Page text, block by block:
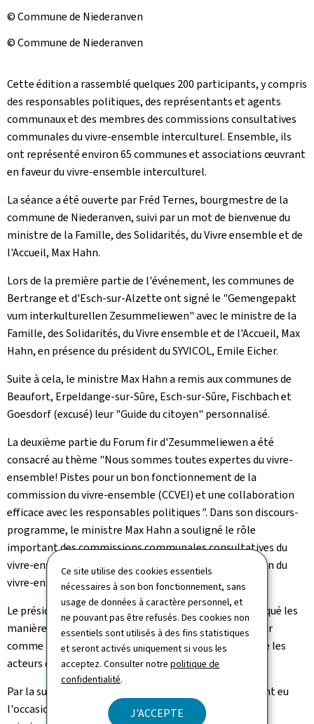
Ce site utilise des cookies essentiels
nécessaires à son bon fonctionnement, sans
usage de données à caractère personnel, et
ne pouvant pas être refusés. Des cookies non
essentiels sont utilisés à des fins statistiques
et seront activés uniquement si vous les
acceptez. Consulter notrepolitique de
confidentialité.
J'ACCEPTE
© Commune de Niederanven
© Commune de Niederanven
Cette édition a rassemblé quelques 200 participants, y compris
des responsables politiques, des représentants et agents
communaux et des membres des commissions consultatives
communales du vivre-ensemble interculturel. Ensemble, ils
ont représenté environ 65 communes et associations œuvrant
en faveur du vivre-ensemble interculturel.
La séance a été ouverte par Fréd Ternes, bourgmestre de la
commune de Niederanven, suivi par un mot de bienvenue du
ministre de la Famille, des Solidarités, du Vivre ensemble et de
l'Accueil, Max Hahn.
Lors de la première partie de l'événement, les communes de
Bertrange et d'Esch-sur-Alzette ont signé le "Gemengepakt
vum interkulturellen Zesummeliewen" avec le ministre de la
Famille, des Solidarités, du Vivre ensemble et de l'Accueil, Max
Hahn, en présence du président du SYVICOL, Emile Eicher.
Suite à cela, le ministre Max Hahn a remis aux communes de
Beaufort, Erpeldange-sur-Sûre, Esch-sur-Sûre, Fischbach et
Goesdorf (excusé) leur "Guide du citoyen" personnalisé.
La deuxième partie du Forum fir d'Zesummeliewena été
consacré au thème "Nous sommes toutes expertes du vivre-
ensemble! Pistes pour un bon fonctionnement de la
commission du vivre-ensemble (CCVEI) et une collaboration
efficace avec les responsables politiques". Dans son discours-
programme, le ministre Max Hahn a souligné le rôle
important des commissions communales consultatives du
vivre-ensemble interculturel (CCVEI) dans la promotion du
vivre-ensemble interculturel au niveau local.
Le président du SYVICOL Emile Eicher, à son tour, a évoqué les
manières dont les responsables politiques peuvent agir
comme force motrice d'une bonne collaboration entre les
acteurs du vivre-ensemble au niveau local.
Par la suite, les participants présents à Niederanven ont eu
l'occasion de participer à des ateliers pratiques sur les